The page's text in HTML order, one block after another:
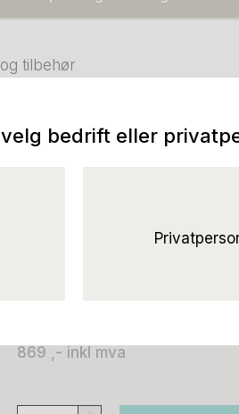
tilbehør
Kabeloppheng /
under skrivebord, sølvgrå farge,
869 ,- inkl mva
bedrift eller